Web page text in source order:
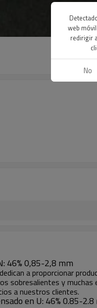
46% 0,85-2,8 mm
a proporcionar
y
a nuestros clientes.
en U: 46% 0.85-
web
redirigir
No